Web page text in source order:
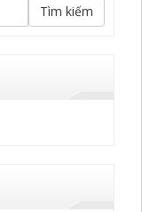
Tìm kiếm